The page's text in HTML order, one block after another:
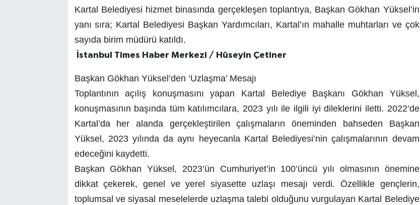
Kartal Belediyesi hizmet binasında gerçekleşen toplantıya, Başkan Gökhan Yüksel’in
yanı sıra; Kartal Belediyesi Başkan Yardımcıları, Kartal’ın mahalle muhtarları ve çok
sayıda birim müdürü katıldı.
İstanbul Times Haber Merkezi / Hüseyin Çetiner
Başkan Gökhan Yüksel’den ‘Uzlaşma’ Mesajı
Toplantının açılış konuşmasını yapan Kartal Belediye Başkanı Gökhan Yüksel,
konuşmasının başında tüm katılımcılara, 2023 yılı ile ilgili iyi dileklerini iletti. 2022’de
Kartal’da her alanda gerçekleştirilen çalışmaların öneminden bahseden Başkan
Yüksel, 2023 yılında da aynı heyecanla Kartal Belediyesi’nin çalışmalarının devam
edeceğini kaydetti.
Başkan Gökhan Yüksel, 2023’ün Cumhuriyet’in 100’üncü yılı olmasının önemine
dikkat çekerek, genel ve yerel siyasette uzlaşı mesajı verdi. Özellikle gençlerin,
toplumsal ve siyasal meselelerde uzlaşma talebi olduğunu vurgulayan Kartal Belediye